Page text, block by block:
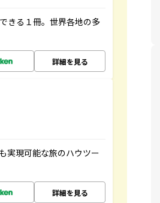
きる１冊。世界各地の多
詳細を見る
実現可能な旅のハウツー
詳細を見る